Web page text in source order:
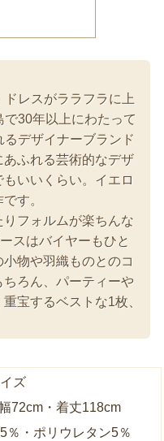
レスがララフラに上
で30年以上にわたって
デザイナーブランド
ふれる芸術的なデザ
いいくらい。イエロ
す。
フォルムが楽ちんな
スはバイヤーもひと
物や羽織ものとのコ
ろん、パーティーや
宝するベストな1枚、
ズ
72cm・着丈118cm
％・ポリウレタン5％